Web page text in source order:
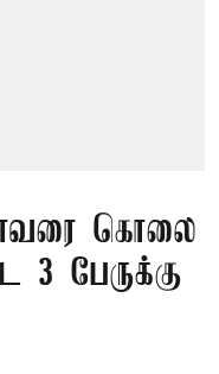
கொலை
பேருக்கு